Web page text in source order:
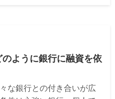
ように銀行に融資を依
な銀行との付き合いが広